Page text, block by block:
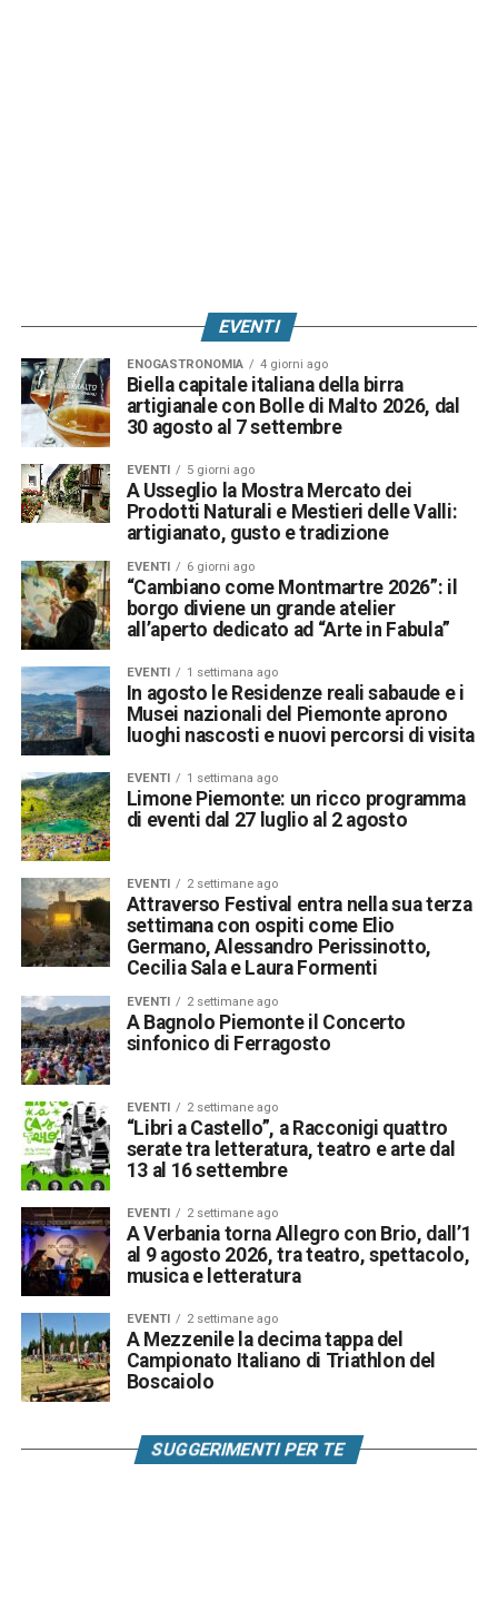
EVENTI
ENOGASTRONOMIA 4 giorni ago
Biella capitale italiana della birra
artigianale con Bolle di Malto 2026, dal
30 agosto al 7 settembre
EVENTI 5 giorni ago
A Usseglio la Mostra Mercato dei
Prodotti Naturali e Mestieri delle Valli:
artigianato, gusto e tradizione
EVENTI 6 giorni ago
“Cambiano come Montmartre 2026”: il
borgo diviene un grande atelier
all’aperto dedicato ad “Arte in Fabula”
EVENTI 1 settimana ago
In agosto le Residenze reali sabaude e i
Musei nazionali del Piemonte aprono
luoghi nascosti e nuovi percorsi di visita
EVENTI 1 settimana ago
Limone Piemonte: un ricco programma
di eventi dal 27 luglio al 2 agosto
EVENTI 2 settimane ago
Attraverso Festival entra nella sua terza
settimana con ospiti come Elio
Germano, Alessandro Perissinotto,
Cecilia Sala e Laura Formenti
EVENTI 2 settimane ago
A Bagnolo Piemonte il Concerto
sinfonico di Ferragosto
EVENTI 2 settimane ago
“Libri a Castello”, a Racconigi quattro
serate tra letteratura, teatro e arte dal
13 al 16 settembre
EVENTI 2 settimane ago
A Verbania torna Allegro con Brio, dall’1
al 9 agosto 2026, tra teatro, spettacolo,
musica e letteratura
EVENTI 2 settimane ago
A Mezzenile la decima tappa del
Campionato Italiano di Triathlon del
Boscaiolo
SUGGERIMENTI PER TE